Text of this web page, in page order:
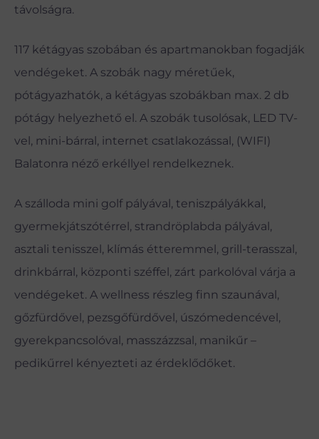
távolságra.
117 kétágyas szobában és apartmanokban fogadják
vendégeket. A szobák nagy méretűek,
pótágyazhatók, a kétágyas szobákban max. 2 db
pótágy helyezhető el. A szobák tusolósak, LED TV-
vel, mini-bárral, internet csatlakozással, (WIFI)
Balatonra néző erkéllyel rendelkeznek.
A szálloda mini golf pályával, teniszpályákkal,
gyermekjátszótérrel, strandröplabda pályával,
asztali tenisszel, klímás étteremmel, grill-terasszal,
drinkbárral, központi széffel, zárt parkolóval várja a
vendégeket. A wellness részleg finn szaunával,
gőzfürdővel, pezsgőfürdővel, úszómedencével,
gyerekpancsolóval, masszázzsal, manikűr –
pedikűrrel kényezteti az érdeklődőket.